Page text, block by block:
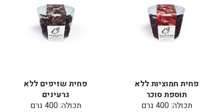
פחית חמוציות ללא
תוספת סוכר
תכולה: 400 גרם
פחית שזיפים ללא
גרעינים
תכולה: 400 גרם